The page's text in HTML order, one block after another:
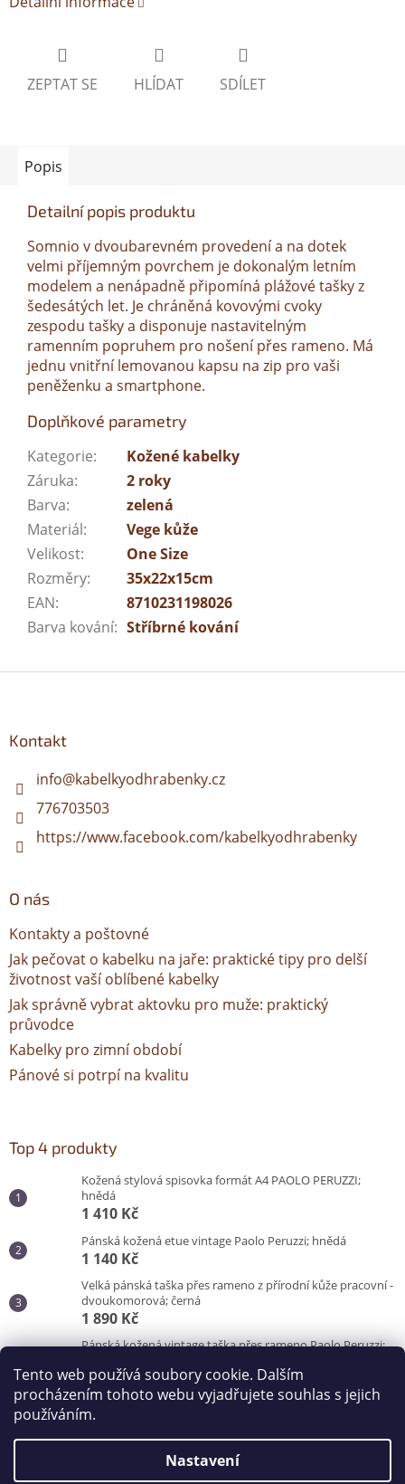
Tento web používá soubory cookie. Dalším
procházením tohoto webu vyjadřujete souhlas s jejich
používáním.
Nastavení
ZEPTAT SE HLÍDAT SDÍLET
Popis
Detailní popis produktu
Somnio v dvoubarevném provedení a na dotek
velmi příjemným povrchem je dokonalým letním
modelem a nenápadně připomíná plážové tašky z
šedesátých let. Je chráněná kovovými cvoky
zespodu taškya disponuje nastavitelným
ramenním popruhem pro nošení přes rameno. Má
jednu vnitřní lemovanou kapsu na zip pro vaši
peněženku a smartphone.
Doplňkové parametry
Kategorie:
Kožené kabelky
Záruka:
2 roky
Barva:
zelená
Materiál:
Vege kůže
Velikost:
One Size
Rozměry:
35x22x15cm
EAN:
8710231198026
Barva kování: Stříbrné kování
Kontakt
info@kabelkyodhrabenky.cz
776703503
https://www.facebook.com/kabelkyodhrabenky
O nás
Kontakty a poštovné
Jak pečovat o kabelku na jaře: praktické tipy pro delší
životnost vaší oblíbené kabelky
Jak správně vybrat aktovku pro muže: praktický
průvodce
Kabelky pro zimní období
Pánové si potrpí na kvalitu
Top 4 produkty
Kožená stylová spisovka formát A4 PAOLO PERUZZI;
hnědá
1 410 Kč
Pánská kožená etue vintage Paolo Peruzzi; hnědá
1 140 Kč
Velká pánská taška přes rameno z přírodní kůže pracovní -
dvoukomorová; černá
1 890 Kč
Pánská kožená vintage taška přes rameno Paolo Peruzzi;
3 100 Kč
Vytvořil Shoptet